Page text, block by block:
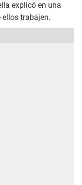
explicó en una
trabajen.